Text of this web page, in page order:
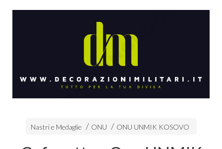
Nastri e Medaglie ONU ONU UNMIK KOSOVO